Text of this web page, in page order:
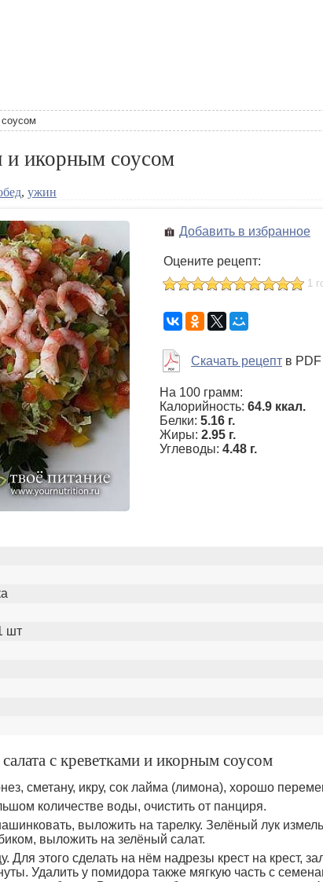
и икорным соусом
, ужин
Добавить в избранное
Оцените рецепт:
1
Скачать рецепт в PDF
На 100 грамм:
Калорийность: 64.9 ккал.
Белки: 5.16 г.
Жиры: 2.95 г.
Углеводы: 4.48 г.
шт
с креветками и икорным соусом
сметану, икру, сок лайма (лимона), хорошо
количестве воды, очистить от панциря.
выложить на тарелку. Зелёный лук
выложить на зелёный салат.
Для этого сделать на нём надрезы крест на крест,
Удалить у помидора также мягкую часть с